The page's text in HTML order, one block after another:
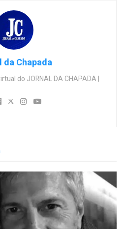
da Chapada
do JORNAL DA CHAPADA |